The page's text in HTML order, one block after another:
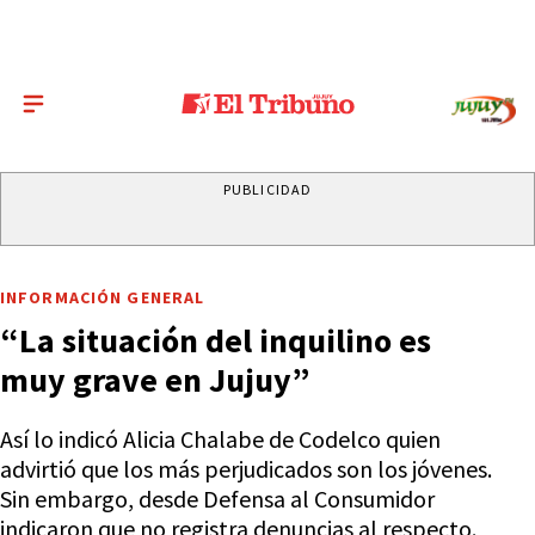
PUBLICIDAD
INFORMACIÓN GENERAL
“La situación del inquilino es
muy grave en Jujuy”
Así lo indicó Alicia Chalabe de Codelco quien
advirtió que los más perjudicados son los jóvenes.
Sin embargo, desde Defensa al Consumidor
indicaron que no registra denuncias al respecto.